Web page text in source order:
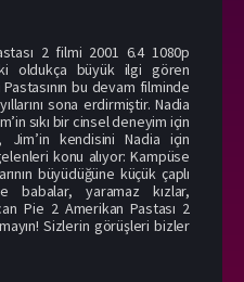
2 filmi 2001 6.4 1080p
oldukça büyük ilgi gören
bu devam filminde
sona erdirmiştir. Nadia
sıkı bir cinsel deneyim için
Jim’in kendisini Nadia için
konu alıyor: Kampüse
büyüdüğüne küçük çaplı
babalar, yaramaz kızlar,
Pie 2 Amerikan Pastası 2
Sizlerin görüşleri bizler